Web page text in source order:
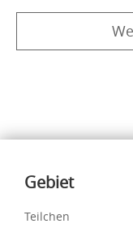
Inhalte
Gebiet
Teilchen